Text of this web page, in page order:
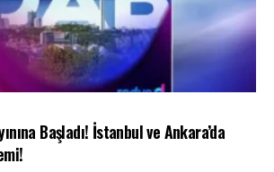
Başladı! İstanbul ve Ankara’da